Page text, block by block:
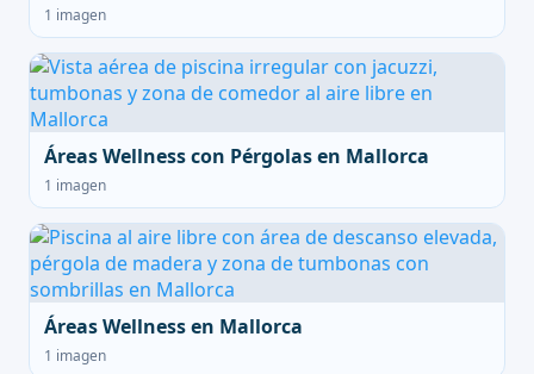
1 imagen
Áreas Wellness con Pérgolas en Mallorca
1 imagen
Áreas Wellness en Mallorca
1 imagen